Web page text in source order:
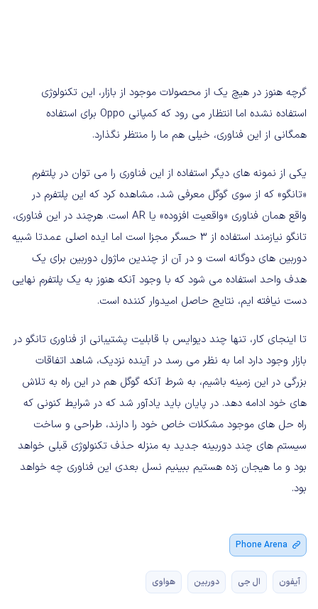
گرچه هنوز در هیچ یک از محصولات موجود از بازار، این تکنولوژی
استفاده نشده اما انتظار می رود که کمپانی Oppo برای استفاده
همگانی از این فناوری، خیلی هم ما را منتظر نگذارد.
یکی از نمونه های دیگر استفاده از این فناوری را می توان در پلتفرم
«تانگو» که از سوی گوگل معرفی شد، مشاهده کرد که این پلتفرم در
واقع همان فناوری «واقعیت افزوده» یا AR است. هرچند در این فناوری،
تانگو نیازمند استفاده از 3 حسگر مجزا است اما ایده اصلی عمدتا شبیه
دوربین های دوگانه است و در آن از چندین ماژول دوربین برای یک
هدف واحد استفاده می شود که با وجود آنکه هنوز به یک پلتفرم نهایی
دست نیافته ایم، نتایج حاصل امیدوار کننده است.
تا اینجای کار، تنها چند دیوایس با قابلیت پشتیبانی از فناوری تانگو در
بازار وجود دارد اما به نظر می رسد در آینده نزدیک، شاهد اتفاقات
بزرگی در این زمینه باشیم، به شرط آنکه گوگل هم در این راه به تلاش
های خود ادامه دهد. در پایان باید یادآور شد که در شرایط کنونی که
راه حل های موجود مشکلات خاص خود را دارند، طراحی و ساخت
سیستم های چند دوربینه جدید به منزله حذف تکنولوژی قبلی خواهد
بود و ما هیجان زده هستیم ببینیم نسل بعدی این فناوری چه خواهد
بود.
Phone Arena
آیفون ال جی دوربین هواوی